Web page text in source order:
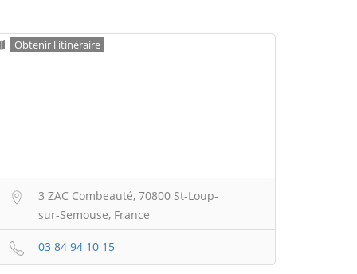
Obtenir l'itinéraire
3 ZAC Combeauté, 70800 St-Loup-
sur-Semouse, France
03 84 94 10 15